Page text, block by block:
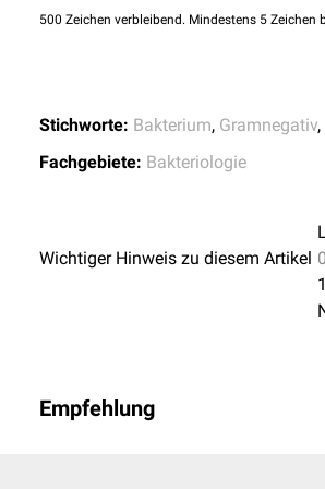
500 Zeichen verbleibend. Mindestens 5 Zeichen
Stichworte: Bakterium, Gramnegativ,
Fachgebiete: Bakteriologie
Wichtiger Hinweis zu diesem Artikel
Empfehlung